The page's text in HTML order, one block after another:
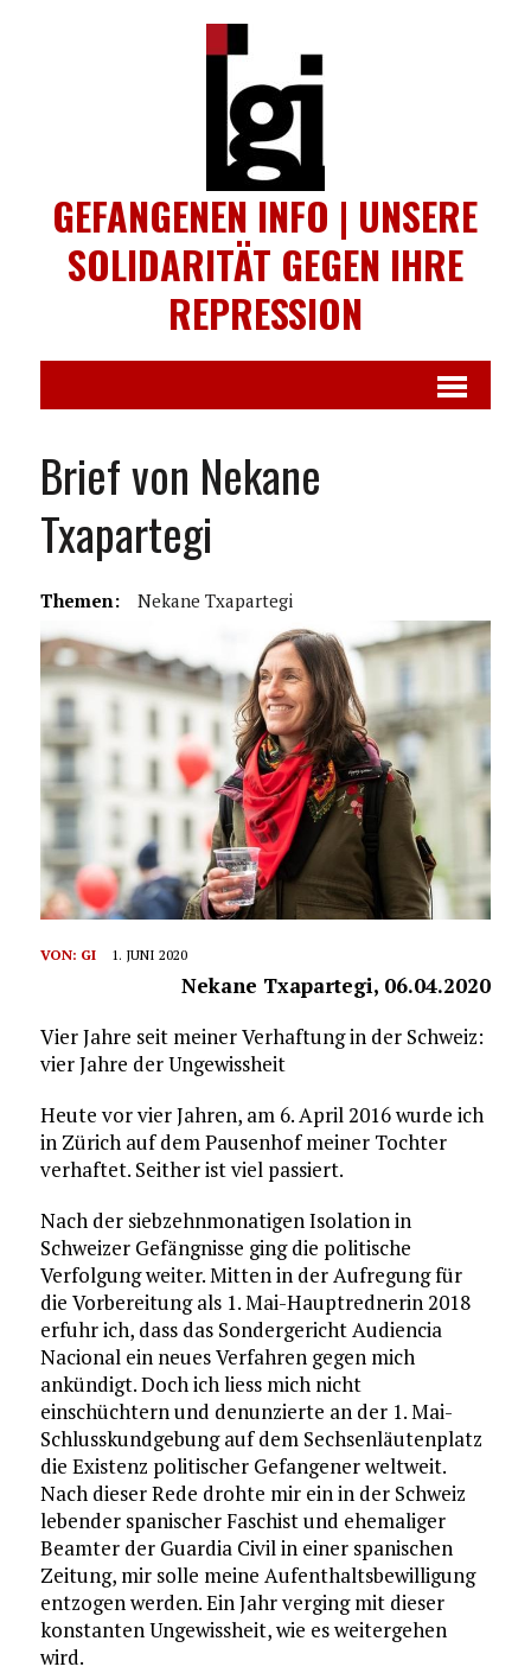
GEFANGENEN INFO | UNSERE
SOLIDARITÄT GEGEN IHRE
REPRESSION
Brief von Nekane
Txapartegi
Themen: Nekane Txapartegi
VON: GI 1. JUNI 2020
Nekane Txapartegi, 06.04.2020
Vier Jahre seit meiner Verhaftung in der Schweiz:
vier Jahre der Ungewissheit
Heute vor vier Jahren, am 6. April 2016 wurde ich
in Zürich auf dem Pausenhof meiner Tochter
verhaftet. Seither ist viel passiert.
Nach der siebzehnmonatigen Isolation in
Schweizer Gefängnisse ging die politische
Verfolgung weiter. Mitten in der Aufregung für
die Vorbereitung als 1. Mai-Hauptrednerin 2018
erfuhr ich, dass das Sondergericht Audiencia
Nacional ein neues Verfahren gegen mich
ankündigt. Doch ich liess mich nicht
einschüchtern und denunzierte an der 1. Mai-
Schlusskundgebung auf dem Sechsenläutenplatz
die Existenz politischer Gefangener weltweit.
Nach dieser Rede drohte mir ein in der Schweiz
lebender spanischer Faschist und ehemaliger
Beamter der Guardia Civil in einer spanischen
Zeitung, mir solle meine Aufenthaltsbewilligung
entzogen werden. Ein Jahr verging mit dieser
konstanten Ungewissheit, wie es weitergehen
wird.